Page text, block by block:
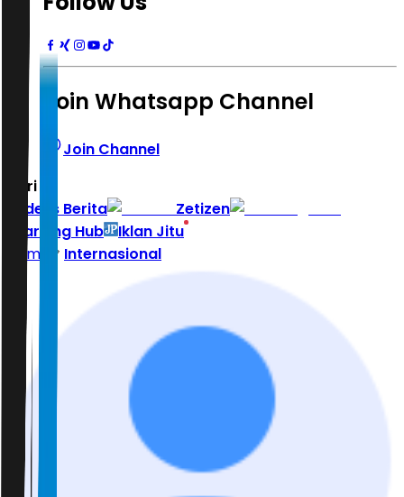
Join Whatsapp Channel
Join Channel
Hari ini
Indeks Berita
Zetizen
Learning Hub
Iklan Jitu
Home
Internasional